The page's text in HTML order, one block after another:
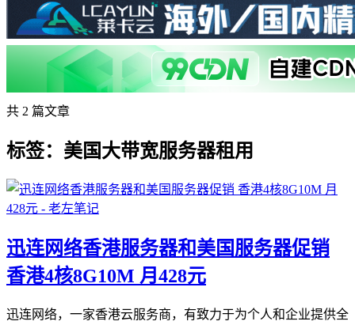
共 2 篇文章
标签：美国大带宽服务器租用
迅连网络香港服务器和美国服务器促销
香港4核8G10M 月428元
迅连网络，一家香港云服务商，有致力于为个人和企业提供全